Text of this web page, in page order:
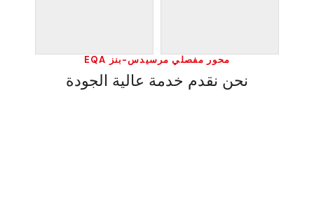
محور مفصلي مرسيدس-بنز EQA
نحن نقدم خدمة عالية الجودة